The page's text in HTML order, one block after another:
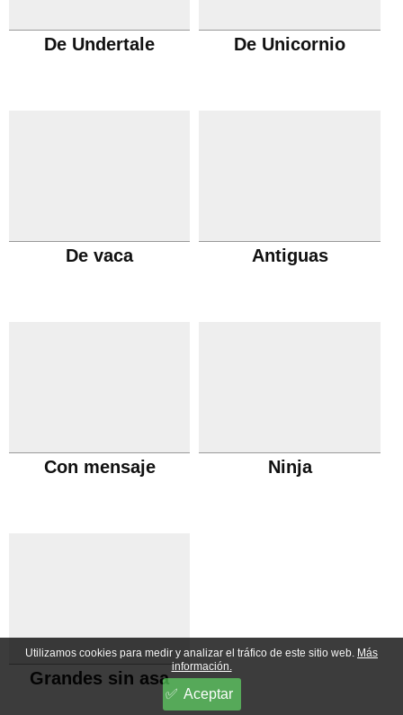
De Undertale De Unicornio
De vaca Antiguas
Con mensaje Ninja
Grandes sin asa
Utilizamos cookies para medir y analizar el tráfico de este sitio web. Más
información.
Aceptar